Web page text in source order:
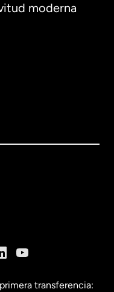
moderna
transferencia: